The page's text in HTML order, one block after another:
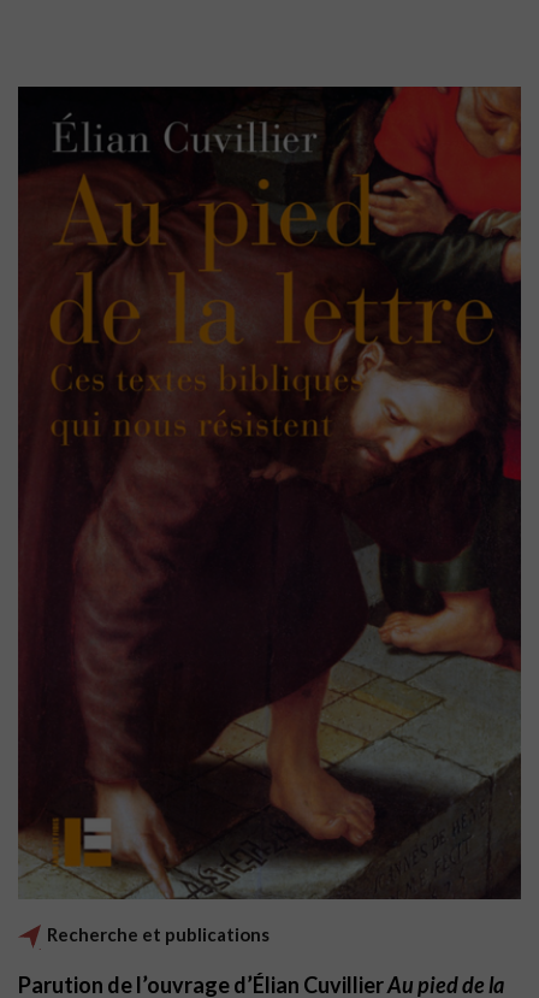
Recherche et publications
Parution de l’ouvrage d’Élian CuvillierAu pied de la